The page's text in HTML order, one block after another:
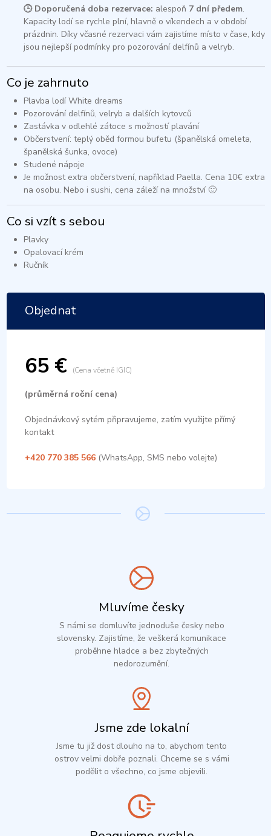
🕒 Doporučená doba rezervace: alespoň 7 dní předem.
Kapacity lodí se rychle plní, hlavně o víkendech a v období
prázdnin. Díky včasné rezervaci vám zajistíme místo v čase, kdy
jsou nejlepší podmínky pro pozorování delfínů a velryb.
Co je zahrnuto
Plavba lodí White dreams
Pozorování delfínů, velryb a dalších kytovců​
Zastávka v odlehlé zátoce s možností plavání​
Občerstvení: teplý oběd formou bufetu (španělská omeleta,
španělská šunka, ovoce)​
Studené nápoje​
Je možnost extra občerstvení, například Paella. Cena 10€ extra
na osobu. Nebo i sushi, cena záleží na množství 🙂
Co si vzít s sebou
Plavky​
Opalovací krém​
Ručník​
Objednat
65 € (Cena včetně IGIC)
(průměrná roční cena)
Objednávkový sytém připravujeme, zatím využijte přímý
kontakt
+420 770 385 566(WhatsApp, SMS nebo volejte)
Mluvíme česky
S námi se domluvíte jednoduše česky nebo
slovensky. Zajistíme, že veškerá komunikace
proběhne hladce a bez zbytečných
nedorozumění.
Jsme zde lokalní
Jsme tu již dost dlouho na to, abychom tento
ostrov velmi dobře poznali. Chceme se s vámi
podělit o všechno, co jsme objevili.